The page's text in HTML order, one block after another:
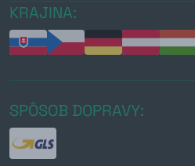
KRAJINA:
SPÔSOB DOPRAVY: